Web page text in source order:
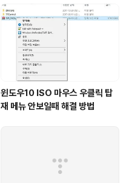
윈도우10 ISO 마우스 우클릭 탑
재 메뉴 안보일때 해결 방법